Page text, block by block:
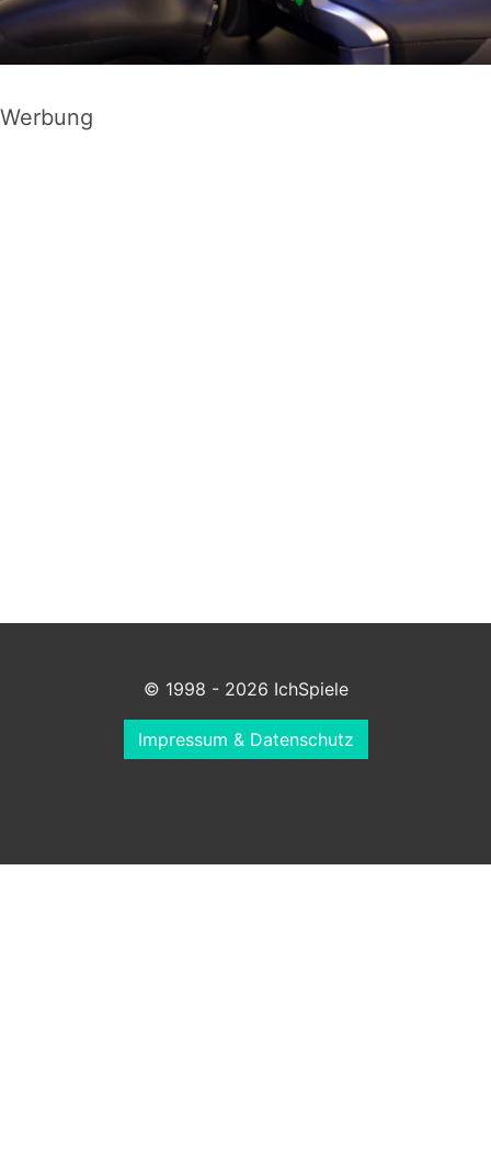
Werbung
© 1998 - 2026 IchSpiele
Impressum & Datenschutz